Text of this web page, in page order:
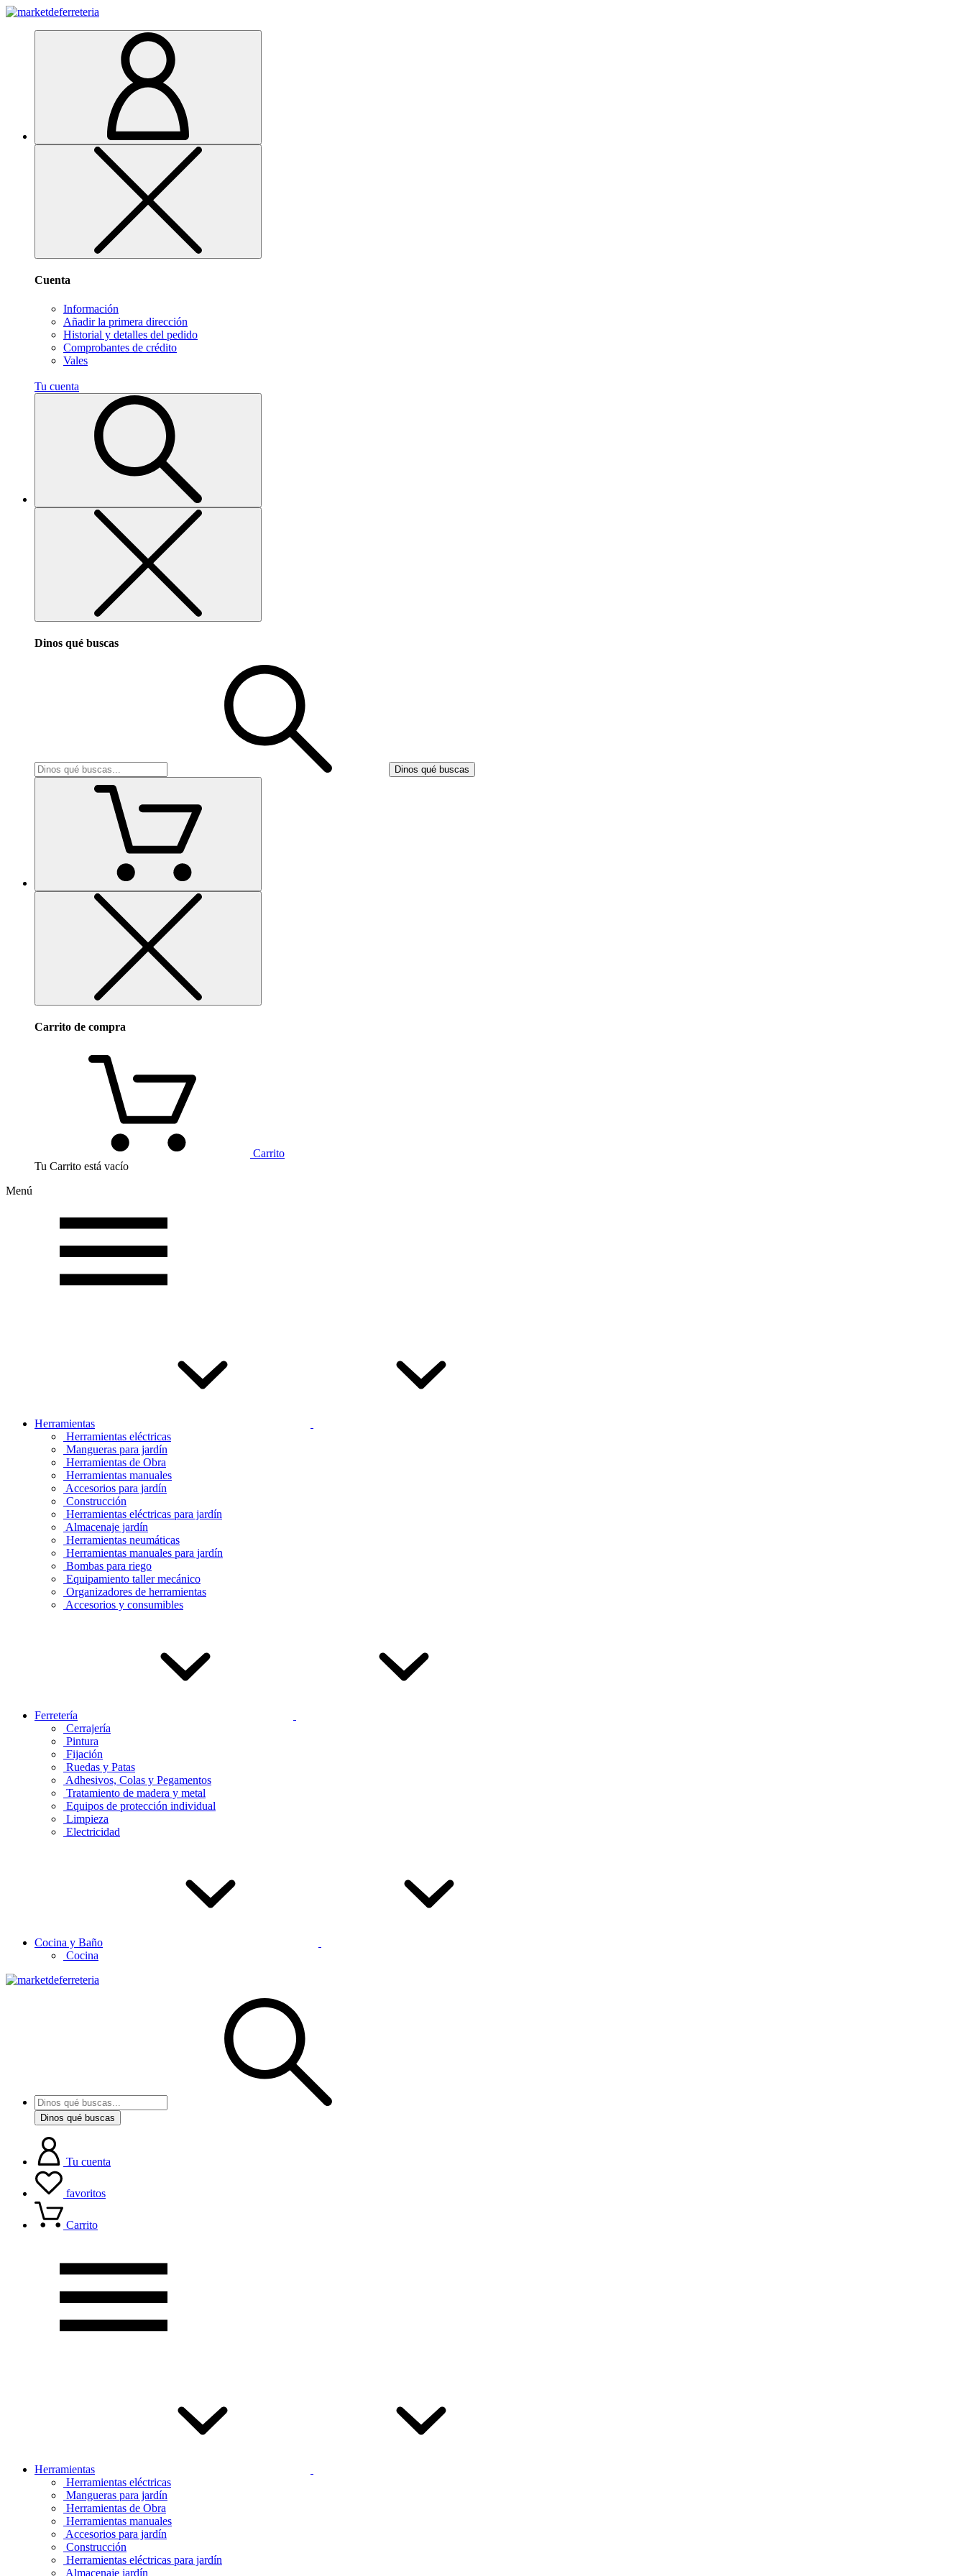
Cuenta
Información
Añadir la primera dirección
Historial y detalles del pedido
Comprobantes de crédito
Vales
Tu cuenta
Dinos qué buscas
Dinos qué buscas
Carrito de compra
Carrito
Tu Carrito está vacío
Menú
Herramientas
Herramientas eléctricas
Mangueras para jardín
Herramientas de Obra
Herramientas manuales
Accesorios para jardín
Construcción
Herramientas eléctricas para jardín
Almacenaje jardín
Herramientas neumáticas
Herramientas manuales para jardín
Bombas para riego
Equipamiento taller mecánico
Organizadores de herramientas
Accesorios y consumibles
Ferretería
Cerrajería
Pintura
Fijación
Ruedas y Patas
Adhesivos, Colas y Pegamentos
Tratamiento de madera y metal
Equipos de protección individual
Limpieza
Electricidad
Cocina y Baño
Cocina
Dinos qué buscas
Tu cuenta
favoritos
Carrito
Herramientas
Herramientas eléctricas
Mangueras para jardín
Herramientas de Obra
Herramientas manuales
Accesorios para jardín
Construcción
Herramientas eléctricas para jardín
Almacenaje jardín